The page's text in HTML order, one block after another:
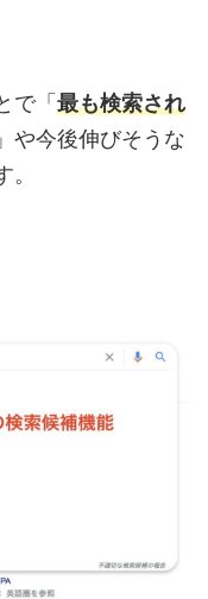
で「 最も検索され
」や今後伸びそうな